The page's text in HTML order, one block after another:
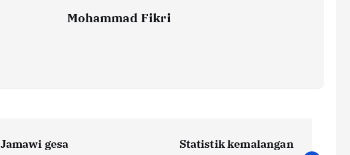
Mohammad Fikri
Jamawi gesa
Statistik kemalangan